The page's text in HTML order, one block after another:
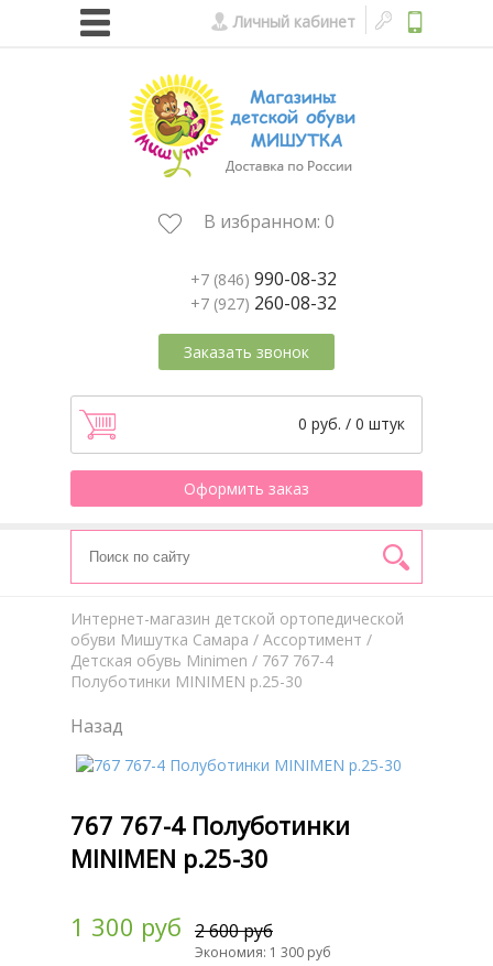
Личный кабинет
В избранном: 0
+7 (846) 990-08-32
+7 (927) 260-08-32
Заказать звонок
0 руб. / 0 штук
Оформить заказ
Интернет-магазин детской ортопедической
обуви Мишутка Самара / Aссортимент /
Детская обувь Minimen / 767 767-4
Полуботинки MINIMEN р.25-30
Назад
767 767-4 Полуботинки
MINIMEN р.25-30
1 300 руб 2 600 руб
Экономия: 1 300 руб